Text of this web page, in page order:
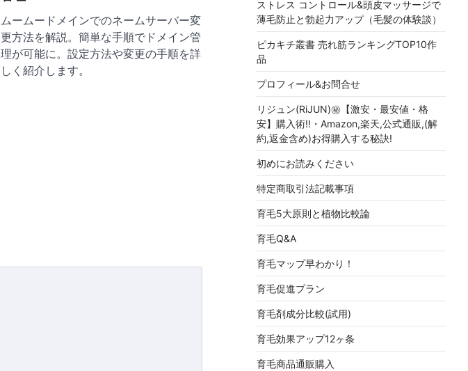
ムームードメインでのネームサーバー変
更方法を解説。簡単な手順でドメイン管
理が可能に。設定方法や変更の手順を詳
しく紹介します。
ストレス コントロール&頭皮マッサージで
薄毛防止と勃起力アップ（毛髪の体験談）
ピカキチ叢書 売れ筋ランキングTOP10作
品
プロフィール&お問合せ
リジュン(RiJUN)㊙【激安・最安値・格
安】購入術!!・Amazon,楽天,公式通販,(解
約,返金含め)お得購入する秘訣!
初めにお読みください
特定商取引法記載事項
育毛5大原則と植物比較論
育毛Q&A
育毛マップ早わかり！
育毛促進プラン
育毛剤成分比較(試用)
育毛効果アップ12ヶ条
育毛商品通販購入